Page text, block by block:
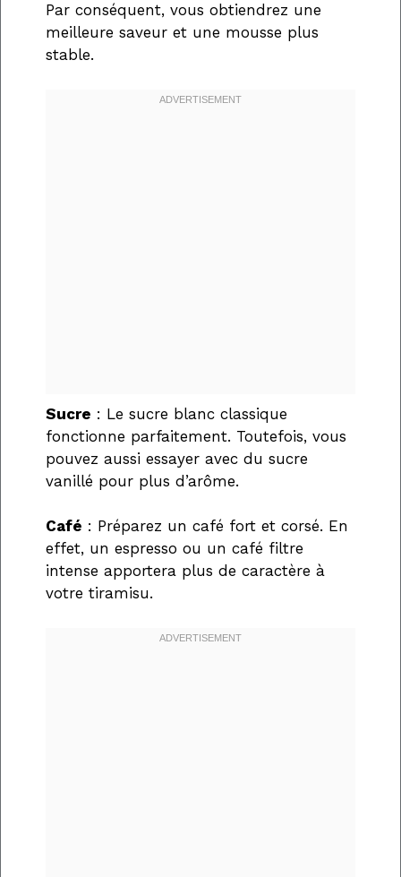
Par conséquent, vous obtiendrez une
meilleure saveur et une mousse plus
stable.
Sucre : Le sucre blanc classique
fonctionne parfaitement. Toutefois, vous
pouvez aussi essayer avec du sucre
vanillé pour plus d’arôme.
Café : Préparez un café fort et corsé. En
effet, un espresso ou un café filtre
intense apportera plus de caractère à
votre tiramisu.